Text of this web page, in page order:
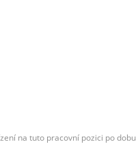
na tuto pracovní pozici po dobu